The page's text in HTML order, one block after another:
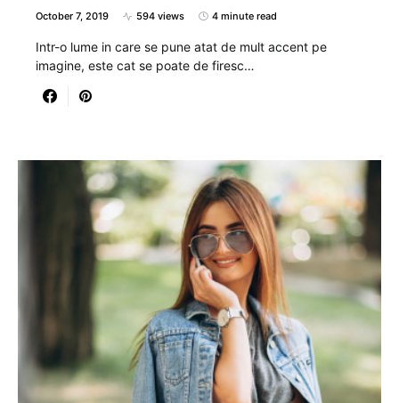
October 7, 2019 594 views 4 minute read
Intr-o lume in care se pune atat de mult accent pe
imagine, este cat se poate de firesc…